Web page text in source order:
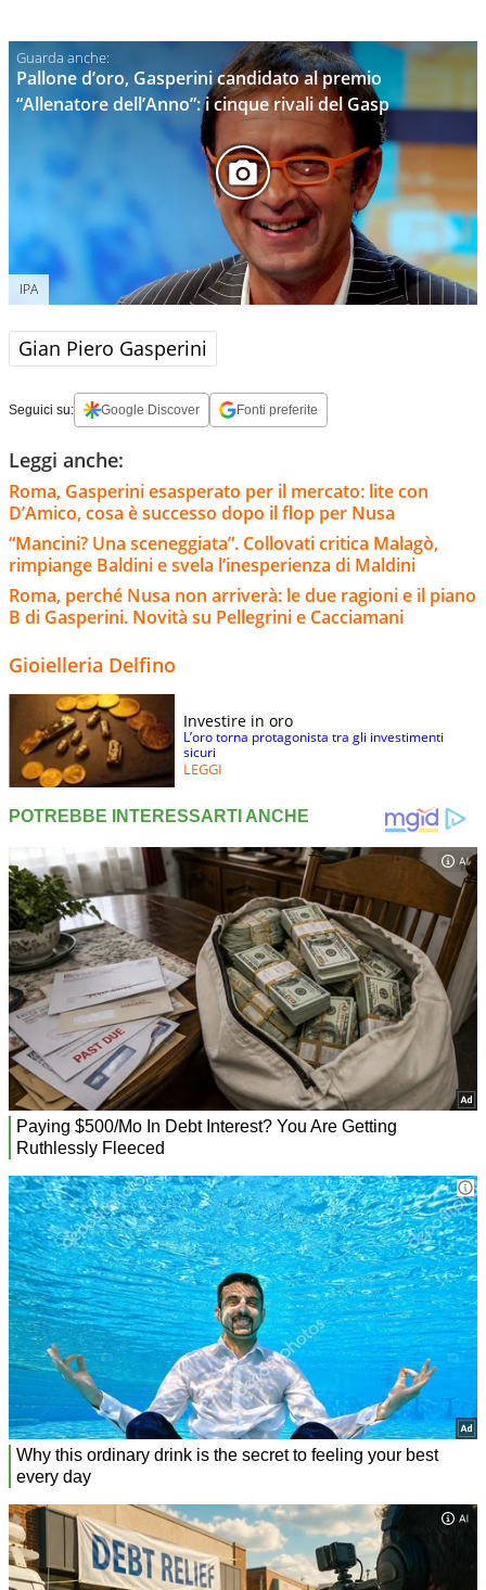
Pallone d’oro, Gasperini candidato al premio
“Allenatore dell’Anno”: i cinque rivali del Gasp
IPA
Gian Piero Gasperini
Seguici su: Google Discover Fonti preferite
Leggi anche:
Roma, Gasperini esasperato per il mercato: lite con
D’Amico, cosa è successo dopo il flop per Nusa
“Mancini? Una sceneggiata”. Collovati critica Malagò,
rimpiange Baldini e svela l’inesperienza di Maldini
Roma, perché Nusa non arriverà: le due ragioni e il piano
B di Gasperini. Novità su Pellegrini e Cacciamani
Gioielleria Delfino
Investire in oro
L’oro torna protagonista tra gli investimenti
sicuri
LEGGI